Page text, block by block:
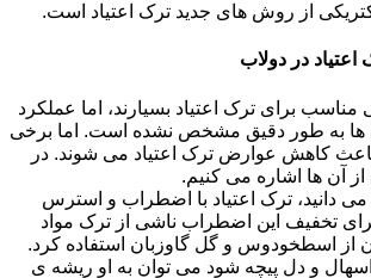
از روش های جدید ترک اعتیاد است.
در دولاب
مناسب برای ترک اعتیاد بسیارند، اما عملکرد
ها به طور دقیق مشخص نشده است. اما برخی
باعث کاهش عوارض ترک اعتیاد می شوند. در
از آن ها اشاره می کنیم.
دانید، ترک اعتیاد با اضطراب و استرس
تخفیف این اضطراب ناشی از ترک مواد
از اسطخودوس و گل گاوزبان استفاده کرد.
اسهال و دل پیچه شود می توان به او ریشه ی